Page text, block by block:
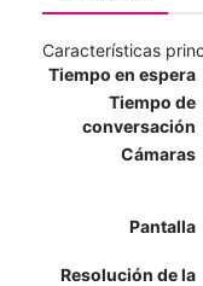
Características
Tiempo en espera
Tiempo de
conversación
Cámaras
Pantalla
Resolución de la